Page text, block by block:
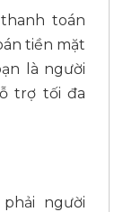
toán
tiền mặt
là người
trợ tối đa
người